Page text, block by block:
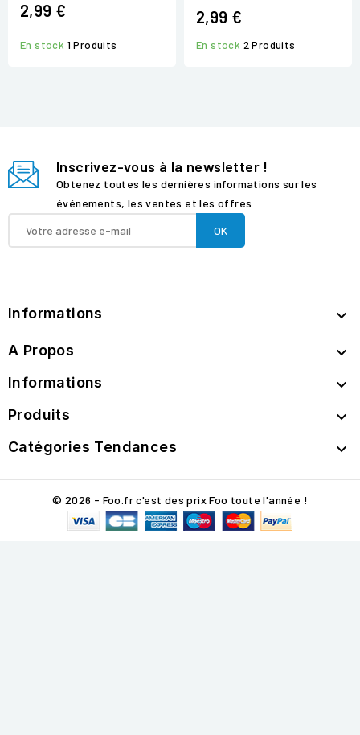
2,99 €
En stock 1 Produits
2,99 €
En stock 2 Produits
Inscrivez-vous à la newsletter !
Obtenez toutes les dernières informations sur les
événements, les ventes et les offres
Informations 
A Propos 
Informations 
Produits 
Catégories Tendances 
© 2026 - Foo.fr c'est des prix Foo toute l'année !